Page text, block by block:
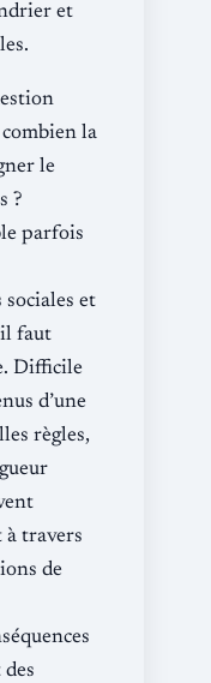
et
la
le
?
parfois
sociales et
faut
Difficile
d’une
règles,
travers
de